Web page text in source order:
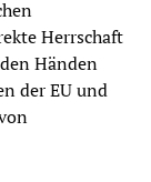
Herrschaft
Händen
der EU und